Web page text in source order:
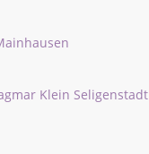
Klein Seligenstadt